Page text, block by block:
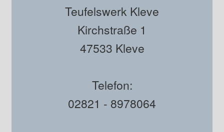
Teufelswerk Kleve
Kirchstraße 1
47533 Kleve
Telefon:
02821 - 8978064